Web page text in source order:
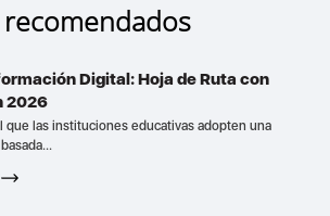
Digital: Hoja de Ruta con
2026
que las instituciones educativas adopten una